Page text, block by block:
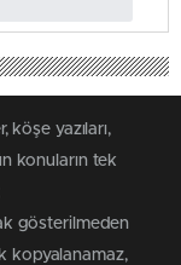
köşe yazıları,
konuların tek
gösterilmeden
kopyalanamaz,